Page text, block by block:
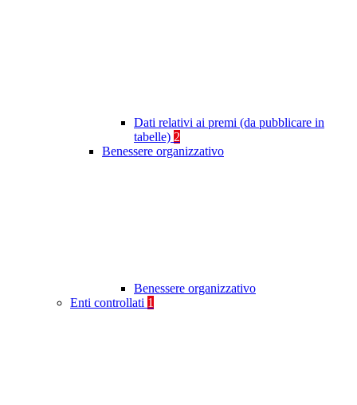
Dati relativi ai premi (da pubblicare in
tabelle) 2
Benessere organizzativo
Benessere organizzativo
Enti controllati 1